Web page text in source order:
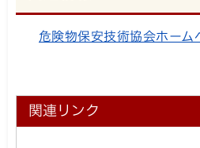
危険物保安技術協会ホーム
関連リンク